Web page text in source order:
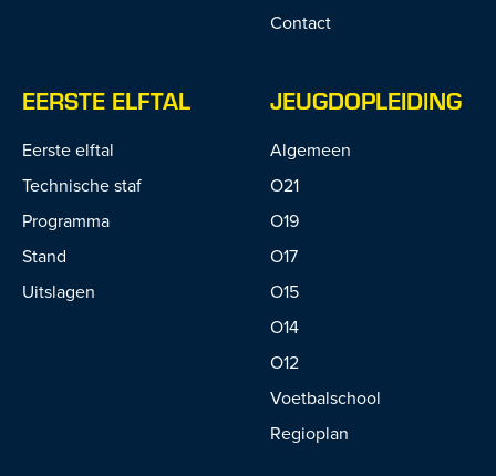
Contact
EERSTE ELFTAL
Eerste elftal
Technische staf
Programma
Stand
Uitslagen
JEUGDOPLEIDING
Algemeen
O21
O19
O17
O15
O14
O12
Voetbalschool
Regioplan